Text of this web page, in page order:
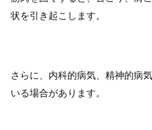
状を引き起こします。
さらに、内科的病気、精神的病
いる場合があります。